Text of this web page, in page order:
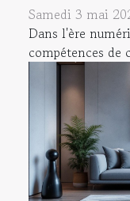
Samedi 3 mai
Dans l'ère
compétences de